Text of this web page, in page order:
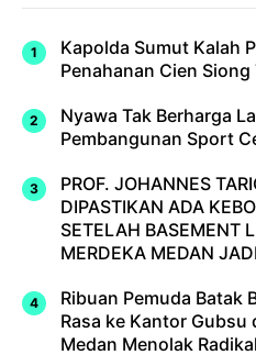
Kapolda Sumut Kalah
Penahanan Cien Siong
Nyawa Tak Berharga
Pembangunan Sport
PROF. JOHANNES
DIPASTIKAN ADA
SETELAH BASEMENT
MERDEKA MEDAN JADI
Ribuan Pemuda Batak
Rasa ke Kantor Gubsu
Medan Menolak